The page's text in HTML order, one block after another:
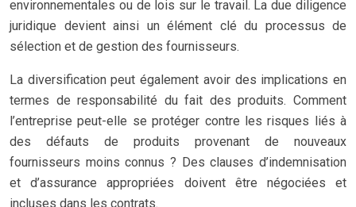
environnementales ou de lois sur le travail. La due diligence
juridique devient ainsi un élément clé du processus de
sélection et de gestion des fournisseurs.
La diversification peut également avoir des implications en
termes de responsabilité du fait des produits. Comment
l’entreprise peut-elle se protéger contre les risques liés à
des défauts de produits provenant de nouveaux
fournisseurs moins connus ? Des clauses d’indemnisation
et d’assurance appropriées doivent être négociées et
incluses dans les contrats.